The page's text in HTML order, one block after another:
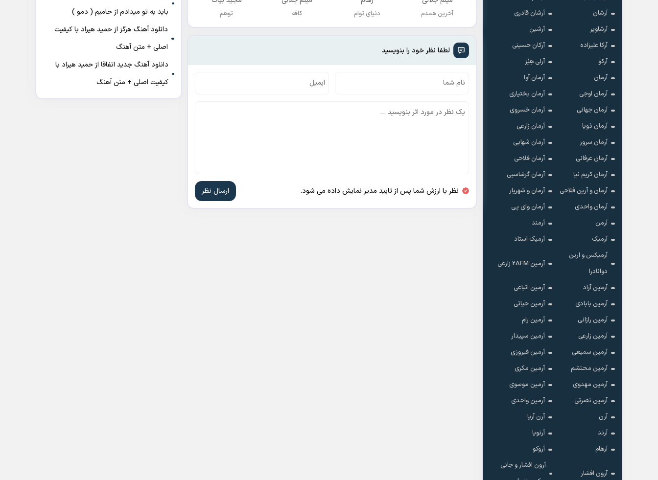
آرشان
آرشان قادری
آرشاویر
آرشین
آرکا علیزاده
آرکان حسینی
آرکو
آرلی هِیْز
آرمان
آرمان آوا
آرمان اوجی
آرمان بختیاری
آرمان جهانی
آرمان خسروی
آرمان ذویا
آرمان زارعی
آرمان سرور
آرمان شهابی
آرمان عرفانی
آرمان فلاحی
آرمان کریم نیا
آرمان گرشاسبی
آرمان و آرین فلاحی
آرمان و شهریار
آرمان واحدی
آرمان وای پی
آرمن
آرمند
آرمیک
آرمیک استاد
آرمیکس و ارین
دوانادرا
آرمین 2AFM زارعی
آرمین آراد
آرمین اتباعی
آرمین بابادی
آرمین حیاتی
آرمین رازانی
آرمین رام
آرمین زارعی
آرمین سپیدار
آرمین سمیعی
آرمین فیروزی
آرمین محتشم
آرمین مکری
آرمین مهدوی
آرمین موسوی
آرمین نصرتی
آرمین واحدی
آرن
آرن آریا
آرند
آرنویا
آرهام
آروکو
آرون افشار
آرون افشار و جانی
آخرین همدم دنیای توام کافه توهم
لطفا نظر خود را بنویسید
نظر با ارزش شما پس از تایید مدیر نمایش داده می شود.
باید به تو میدادم از حامیم ( دمو )
دانلود آهنگ هرگز از حمید هیراد با کیفیت
اصلی + متن آهنگ
دانلود آهنگ جدید اتفاقا از حمید هیراد با
کیفیت اصلی + متن آهنگ